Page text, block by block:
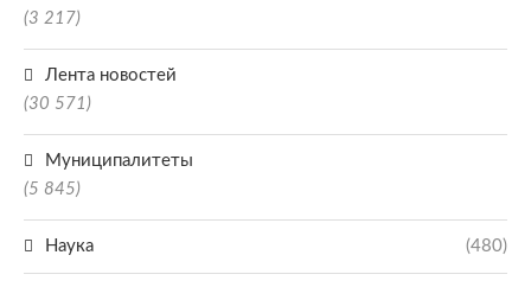
(3 217)
Лента новостей
(30 571)
Муниципалитеты
(5 845)
Наука (480)